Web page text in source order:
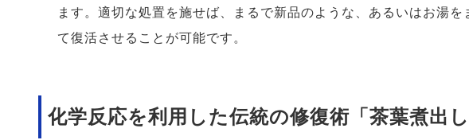
ます。適切な処置を施せば、まるで新品のような、あるいはお湯を
て復活させることが可能です。
化学反応を利用した伝統の修復術「茶葉煮出し